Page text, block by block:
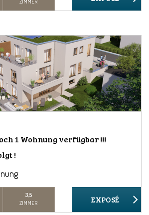
ZIMMER
1 Wohnung verfügbar !!!
!
3,5
ZIMMER